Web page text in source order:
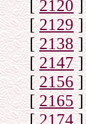
[2120]
[2129]
[2138]
[2147]
[2156]
[2165]
[2174]